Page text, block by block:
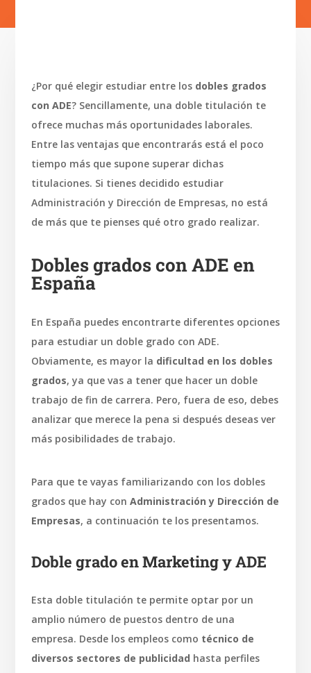
¿Por qué elegir estudiar entre los dobles grados
con ADE? Sencillamente, una doble titulación te
ofrece muchas más oportunidades laborales.
Entre las ventajas que encontrarás está el poco
tiempo más que supone superar dichas
titulaciones. Si tienes decidido estudiar
Administración y Dirección de Empresas, no está
de más que te pienses qué otro grado realizar.
Dobles grados con ADE en
España
En España puedes encontrarte diferentes opciones
para estudiar un doble grado con ADE.
Obviamente, es mayor la dificultad en los dobles
grados, ya que vas a tener que hacer un doble
trabajo de fin de carrera. Pero, fuera de eso, debes
analizar que merece la pena si después deseas ver
más posibilidades de trabajo.
Para que te vayas familiarizando con los dobles
grados que hay con Administración y Dirección de
Empresas, a continuación te los presentamos.
Doble grado en Marketing y ADE
Esta doble titulación te permite optar por un
amplio número de puestos dentro de una
empresa. Desde los empleos como técnico de
diversos sectores de publicidad hasta perfiles